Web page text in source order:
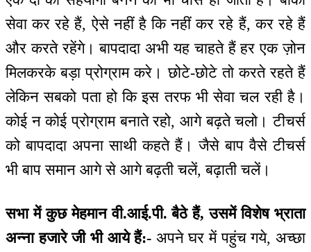
सेवा कर रहे हैं, ऐसे नहीं है कि नहीं कर रहे हैं, कर रहे हैं
और करते रहेंगे। बापदादा अभी यह चाहते हैं हर एक ज़ोन
मिलकरके बड़ा प्रोग्राम करे। छोटे-छोटे तो करते रहते हैं
लेकिन सबको पता हो कि इस तरफ भी सेवा चल रही है।
कोई न कोई प्रोग्राम बनाते रहो, आगे बढ़ते चलो। टीचर्स
को बापदादा अपना साथी कहते हैं। जैसे बाप वैसे टीचर्स
भी बाप समान आगे से आगे बढ़ती चलें, बढ़ाती चलें।
सभा में कुछ मेहमान वी.आई.पी. बैठे हैं, उसमें विशेष भ्राता
अन्ना हजारे जी भी आये हैं:- अपने घर में पहुंच गये, अच्छा